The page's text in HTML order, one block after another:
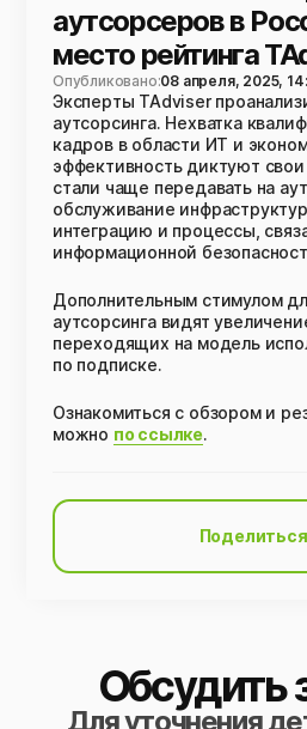
аутсорсеров в
место рейтинга
Опубликовано:08 апреля, 2025,
Эксперты TAdviser
аутсорсинга. Нехватка
кадров в области ИТ и
эффективность диктуют
стали чаще передавать на
обслуживание
интеграцию и процессы,
информационной
Дополнительным стимулом
аутсорсинга видят
переходящих на модель
по подписке.
Ознакомиться с обзором и
можно по ссылке.
Поделиться
Обсудить
Для уточнения